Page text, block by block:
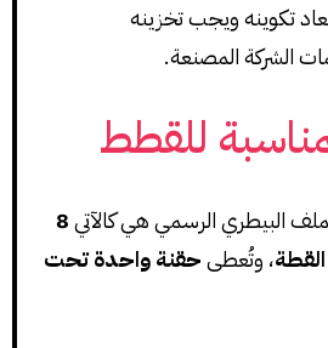
تكوينه ويجب تخزينه
الشركة المصنعة.
للقطط
البيطري الرسمي هي كالآتي8
، وتُعطىحقنة واحدة تحت